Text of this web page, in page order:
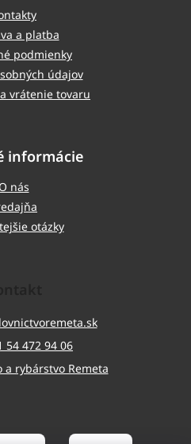
a platba
podmienky
údajov
vrátenie tovaru
informácie
O nás
otázky
54 472 94 06
a rybárstvo Remeta